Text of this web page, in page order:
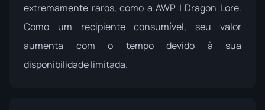
extremamente raros, como a AWP | Dragon Lore.
Como um recipiente consumível, seu valor
aumenta com o tempo devido à sua
disponibilidade limitada.